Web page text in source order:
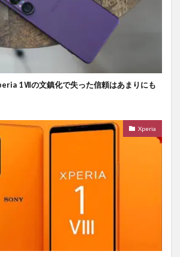
1Ⅶの文鎮化で失った信頼はあまりにも
Xperia